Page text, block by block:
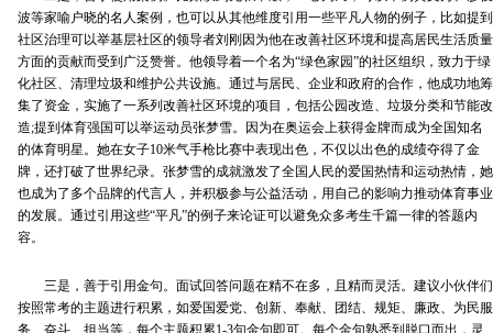
波等家喻户晓的名人案例，也可以从其他维度引用一些平凡人物的例子，比如提到
社区治理可以举基层社区的领导者刘刚因为他在改善社区环境和提高居民生活质量
方面的贡献而受到广泛赞誉。他领导着一个名为“绿色家园”的社区组织，致力于绿
化社区、清理垃圾和维护公共设施。通过与居民、企业和政府的合作，他成功地筹
集了资金，实施了一系列改善社区环境的项目，包括公园改造、垃圾分类和节能改
造;提到体育强国可以举运动员张梦雪。因为在奥运会上获得金牌而成为全国知名
的体育明星。她在女子10米气手枪比赛中表现出色，不仅以出色的成绩夺得了金
牌，还打破了世界纪录。张梦雪的成就激发了全国人民的爱国热情和运动热情，她
也成为了多个品牌的代言人，并积极参与公益活动，用自己的影响力推动体育事业
的发展。通过引用这些“平凡”的例子来论证可以避免众多考生千篇一律的答题内
容。
三是，善于引用金句。面试回答问题在精不在多，且精而灵活。建议小伙伴们
按照常考的主题进行积累，如爱国爱党、创新、奉献、团结、规矩、廉政、为民服